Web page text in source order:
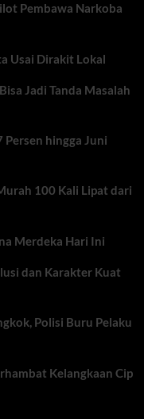
Pembawa Narkoba
Usai Dirakit Lokal
Jadi Tanda Masalah
hingga Juni
100 Kali Lipat dari
Merdeka Hari Ini
dan Karakter Kuat
Polisi Buru Pelaku
Kelangkaan Cip